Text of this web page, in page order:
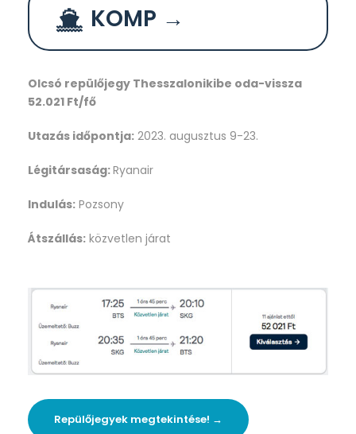
KOMP →
Olcsó repülőjegy Thesszalonikibe oda-vissza
52.021 Ft/fő
Utazás időpontja: 2023. augusztus 9-23.
Légitársaság:Ryanair
Indulás: Pozsony
Átszállás: közvetlen járat
Repülőjegyek megtekintése! →